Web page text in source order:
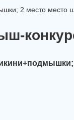
2 место место